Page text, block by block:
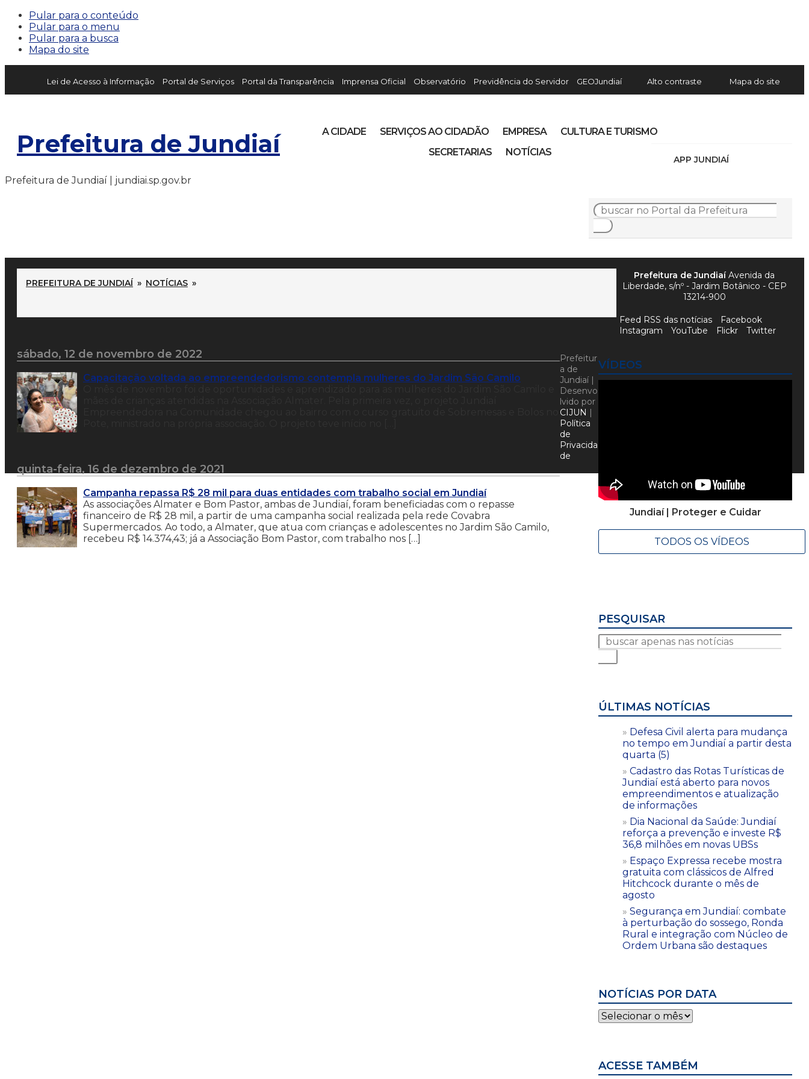
Pular para o conteúdo
Pular para o menu
Pular para a busca
Mapa do site
Lei de Acesso à Informação Portal de Serviços Portal da Transparência Imprensa Oficial Observatório Previdência do Servidor GEOJundiaí Alto contraste Mapa do site
Prefeitura de Jundiaí
APP JUNDIAÍ
A CIDADE SERVIÇOS AO CIDADÃO EMPRESA
CULTURA E TURISMO
SECRETARIAS
NOTÍCIAS
Prefeitura de Jundiaí | jundiai.sp.gov.br
PREFEITURA DE JUNDIAÍ » NOTÍCIAS »
sábado, 12 de novembro de 2022
Capacitação voltada ao empreendedorismo contempla mulheres do Jardim São Camilo
quinta-feira, 16 de dezembro de 2021
Campanha repassa R$ 28 mil para duas entidades com trabalho social em Jundiaí
As associações Almater e Bom Pastor, ambas de Jundiaí, foram beneficiadas com o repasse
financeiro de R$ 28 mil, a partir de uma campanha social realizada pela rede Covabra
Supermercados. Ao todo, a Almater, que atua com crianças e adolescentes no Jardim São Camilo,
recebeu R$ 14.374,43; já a Associação Bom Pastor, com trabalho nos […]
VÍDEOS
Jundiaí | Proteger e Cuidar
TODOS OS VÍDEOS
PESQUISAR
ÚLTIMAS NOTÍCIAS
Defesa Civil alerta para mudança
no tempo em Jundiaí a partir desta
quarta (5)
Cadastro das Rotas Turísticas de
Jundiaí está aberto para novos
empreendimentos e atualização
de informações
Dia Nacional da Saúde: Jundiaí
reforça a prevenção e investe R$
36,8 milhões em novas UBSs
Espaço Expressa recebe mostra
gratuita com clássicos de Alfred
Hitchcock durante o mês de
agosto
Segurança em Jundiaí: combate
à perturbação do sossego, Ronda
Rural e integração com Núcleo de
Ordem Urbana são destaques
NOTÍCIAS POR DATA
Notícias
por
ACESSE TAMBÉM
Prefeitura de JundiaíAvenida da
Liberdade, s/nº - Jardim Botânico - CEP
13214-900
Feed RSS das notícias
Facebook
Instagram
YouTube Flickr Twitter
Prefeitur
a de
Jundiaí |
Desenvo
lvido por
CIJUN |
Política
de
Privacida
de